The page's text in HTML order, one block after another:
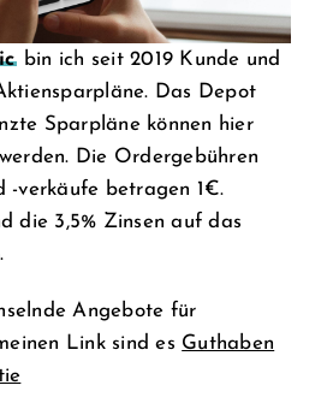
bin ich seit 2019 Kunde und
Das Depot
Sparpläne können hier
Die Ordergebühren
-verkäufe betragen 1€.
die 3,5% Zinsen auf das
Angebote für
Link sind es Guthaben